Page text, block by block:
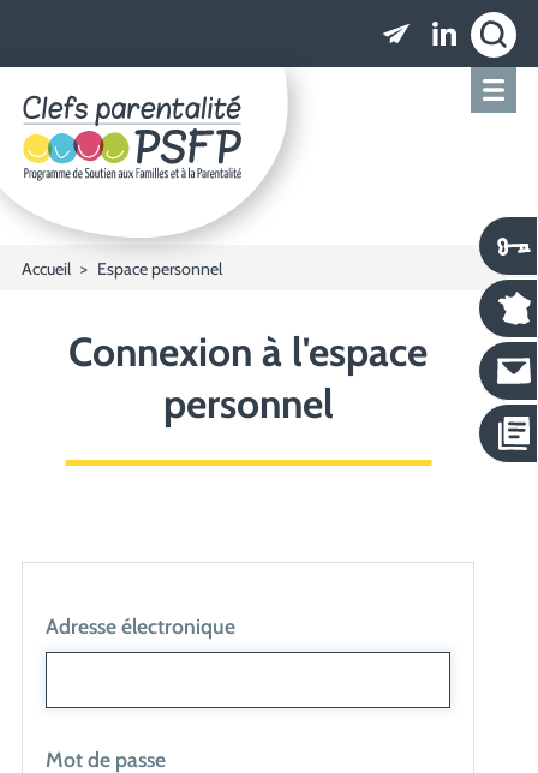
Clefs parentalité PSFP - Programme de
Accueil Espace personnel
Connexion à l'espace
personnel
Adresse électronique
Mot de passe